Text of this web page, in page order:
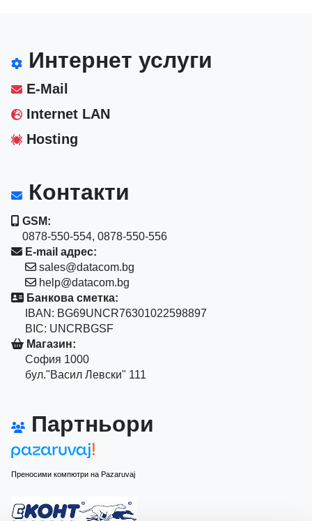
Интернет услуги
E-Mail
Internet LAN
Hosting
Контакти
GSM:
0878-550-554, 0878-550-556
E-mail адрес:
sales@datacom.bg
help@datacom.bg
Банкова сметка:
IBAN: BG69UNCR76301022598897
BIC: UNCRBGSF
Магазин:
София 1000
бул."Васил Левски" 111
Партньори
Преносими компютри на Pazaruvaj